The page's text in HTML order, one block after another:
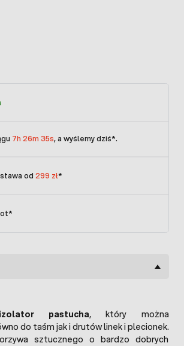
7h 26m 35s, a wyślemy dziś*.
od 299 zł*
pastucha, który można
do taśm jak i drutów linek i plecionek.
sztucznego o bardzo dobrych